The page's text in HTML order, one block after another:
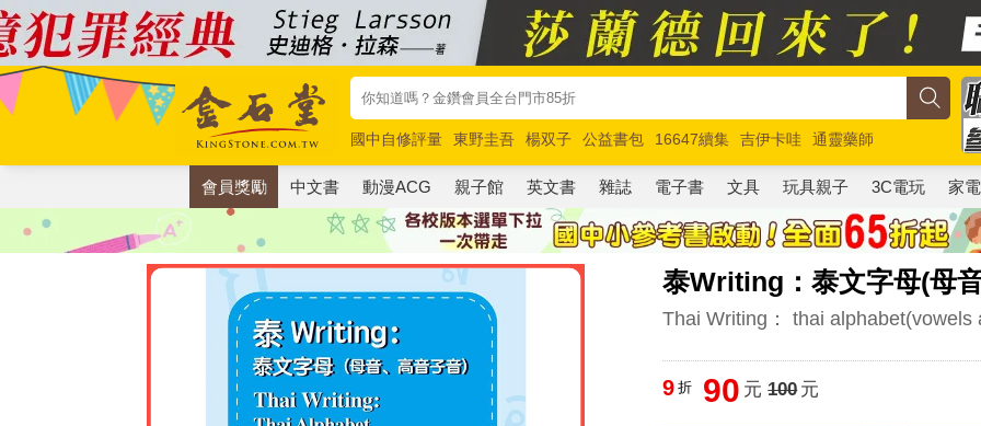
國中自修評量 東野圭吾 楊双子 公益書包 16647續集 吉伊卡哇
通靈藥師
唯紅花綻放
奧德賽 路邊攤新作 馬斯克 玩具總動員5 超慢跑
會員獎勵 中文書 動漫ACG 親子館 英文書 雜誌 電子書 文具 玩具親子 3C電玩 家電
泰Writing：泰文字母(母
Thai Writing： thai
9 折 90 元 100元